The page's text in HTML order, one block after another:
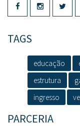
TAGS
educação
estrutura
ingresso
PARCERIA